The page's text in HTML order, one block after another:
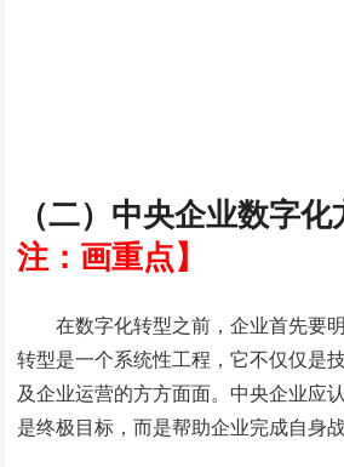
（二）中央企业数字
注：画重点】
在数字化转型之前，企业首先要
转型是一个系统性工程，它不仅仅是
及企业运营的方方面面。中央企业应
是终极目标，而是帮助企业完成自身